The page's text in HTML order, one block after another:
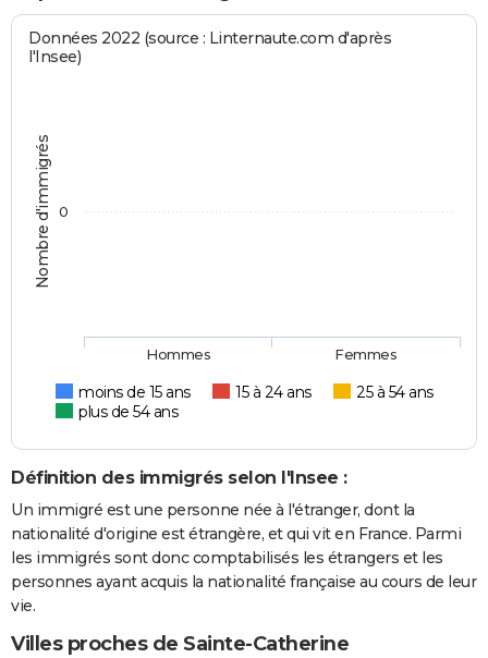
Nombre d'immigrés
Données 2022 (source : Linternaute.com d'après
l'Insee)
moins de 15 ans 15 à 24 ans
25 à 54 ans
plus de 54 ans
Hommes Femmes
0
Définition des immigrés selon l'Insee :
Un immigré est une personne née à l'étranger, dont la
nationalité d'origine est étrangère, et qui vit en France. Parmi
les immigrés sont donc comptabilisés les étrangers et les
personnes ayant acquis la nationalité française au cours de leur
vie.
Villes proches de Sainte-Catherine